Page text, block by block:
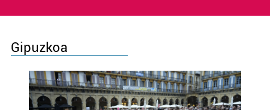
Gipuzkoa